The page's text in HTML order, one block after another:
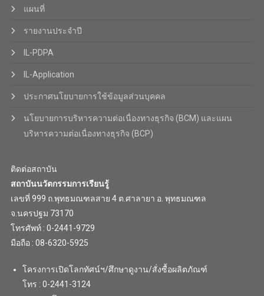
แผนที่
รายงานประจำปี
IL-PDPA
IL-Application
ประกาศนโยบายการใช้ข้อมูลส่วนบุคคล
นโยบายการบริหารความต่อเนื่องทางธุรกิจ (BCM) และแผน
บริหารความต่อเนื่องทางธุรกิจ (BCP)
ติดต่อสถาบัน
สถาบันนวัตกรรมการเรียนรู้
เลขที่ 999 ถ.พุทธมณฑลสาย 4 ต.ศาลายา อ. พุทธมณฑล
จ.นครปฐม 73170
โทรศัพท์ : 0-2441-9729
มือถือ : 08-6320-5925
โครงการเปิดโลกทัศน์ฯ/ศึกษาดูงาน/สั่งซื้อผลิตภัณฑ์
โทร : 0-2441-3124